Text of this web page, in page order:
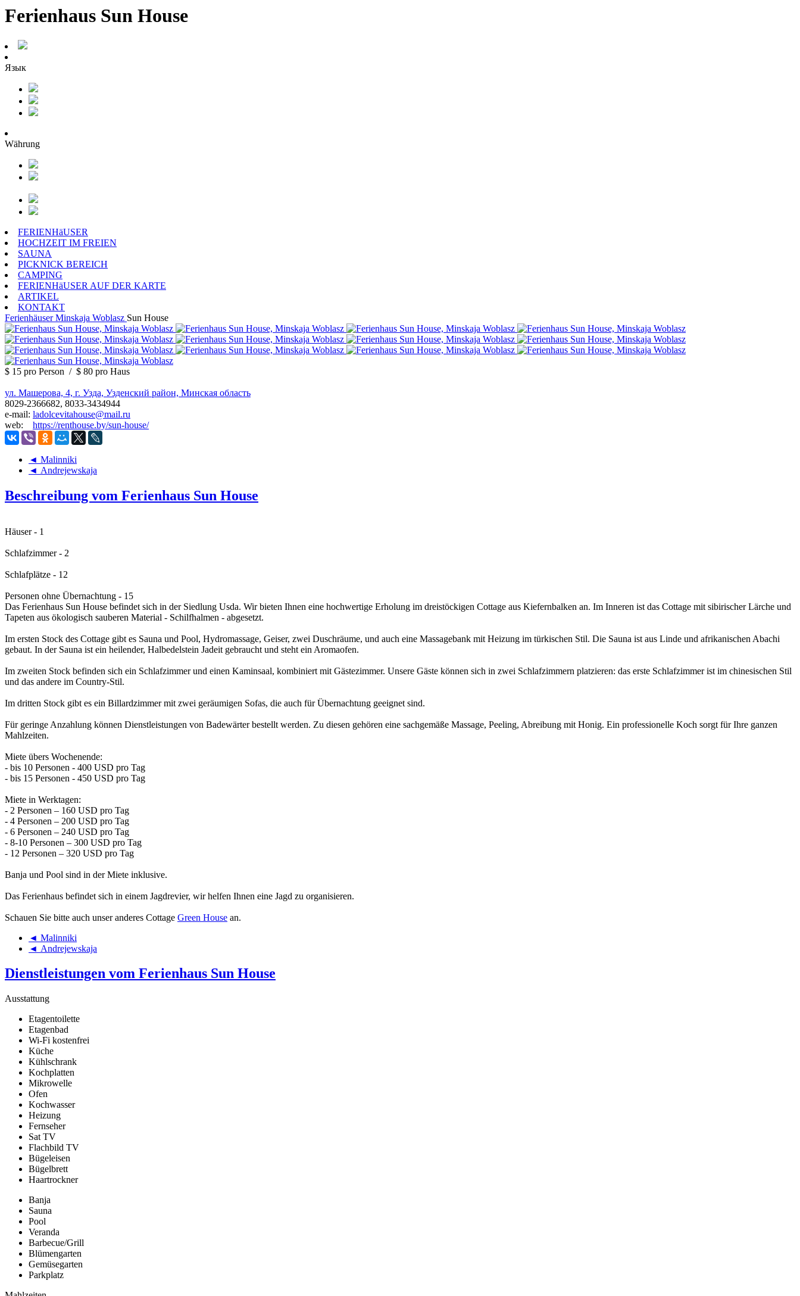
Ferienhaus Sun House
Язык
Währung
FERIENHäUSER
HOCHZEIT IM FREIEN
SAUNA
PICKNICK BEREICH
CAMPING
FERIENHäUSER AUF DER KARTE
ARTIKEL
KONTAKT
Ferienhäuser Minskaja Woblasz Sun House
$ 15 pro Person / $ 80 pro Haus
ул. Машерова, 4, г. Узда, Узденский район, Минская область
8029-2366682, 8033-3434944
e-mail: ladolcevitahouse@mail.ru
web: https://renthouse.by/sun-house/
◄ Malinniki
◄ Andrejewskaja
Beschreibung vom Ferienhaus Sun House
Häuser - 1
Schlafzimmer - 2
Schlafplätze - 12
Personen ohne Übernachtung - 15
Das Ferienhaus Sun House befindet sich in der Siedlung Usda. Wir bieten Ihnen eine hochwertige Erholung im dreistöckigen Cottage aus Kiefernbalken an. Im Inneren ist das Cottage mit sibirischer Lärche und
Tapeten aus ökologisch sauberen Material - Schilfhalmen - abgesetzt.
Im ersten Stock des Cottage gibt es Sauna und Pool, Hydromassage, Geiser, zwei Duschräume, und auch eine Massagebank mit Heizung im türkischen Stil. Die Sauna ist aus Linde und afrikanischen Abachi
gebaut. In der Sauna ist ein heilender, Halbedelstein Jadeit gebraucht und steht ein Aromaofen.
Im zweiten Stock befinden sich ein Schlafzimmer und einen Kaminsaal, kombiniert mit Gästezimmer. Unsere Gäste können sich in zwei Schlafzimmern platzieren: das erste Schlafzimmer ist im chinesischen Stil
und das andere im Country-Stil.
Im dritten Stock gibt es ein Billardzimmer mit zwei geräumigen Sofas, die auch für Übernachtung geeignet sind.
Für geringe Anzahlung können Dienstleistungen von Badewärter bestellt werden. Zu diesen gehören eine sachgemäße Massage, Peeling, Abreibung mit Honig. Ein professionelle Koch sorgt für Ihre ganzen
Mahlzeiten.
Miete übers Wochenende:
- bis 10 Personen - 400 USD pro Tag
- bis 15 Personen - 450 USD pro Tag
Miete in Werktagen:
- 2 Personen – 160 USD pro Tag
- 4 Personen – 200 USD pro Tag
- 6 Personen – 240 USD pro Tag
- 8-10 Personen – 300 USD pro Tag
- 12 Personen – 320 USD pro Tag
Banja und Pool sind in der Miete inklusive.
Das Ferienhaus befindet sich in einem Jagdrevier, wir helfen Ihnen eine Jagd zu organisieren.
Schauen Sie bitte auch unser anderes Cottage Green House an.
◄ Malinniki
◄ Andrejewskaja
Dienstleistungen vom Ferienhaus Sun House
Ausstattung
Etagentoilette
Etagenbad
Wi-Fi kostenfrei
Küche
Kühlschrank
Kochplatten
Mikrowelle
Ofen
Kochwasser
Heizung
Fernseher
Sat TV
Flachbild TV
Bügeleisen
Bügelbrett
Haartrockner
Banja
Sauna
Pool
Veranda
Barbecue/Grill
Blümengarten
Gemüsegarten
Parkplatz